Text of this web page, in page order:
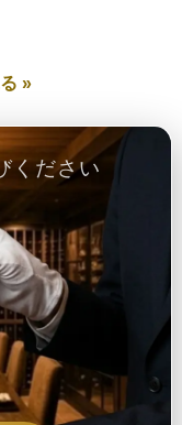
»
ください